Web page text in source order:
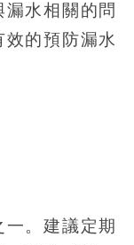
水相關的問
的預防漏水
。建議定期